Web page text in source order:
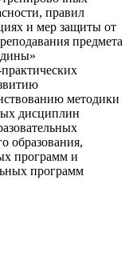
правил
и мер защиты от
предмета
методики
дисциплин
образования,
программ и
программ